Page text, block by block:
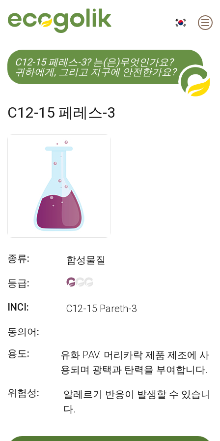
EN ES CS KO
C12-15 페레스-3? 는(은)무엇인가요?
귀하에게, 그리고 지구에 안전한가요?
C12-15 페레스-3
종류:
합성물질
등급:
INCI:
C12-15 Pareth-3
동의어:
용도:
유화 PAV. 머리카락 제품 제조에 사
용되며 광택과 탄력을 부여합니다.
위험성:
알레르기 반응이 발생할 수 있습니
다.